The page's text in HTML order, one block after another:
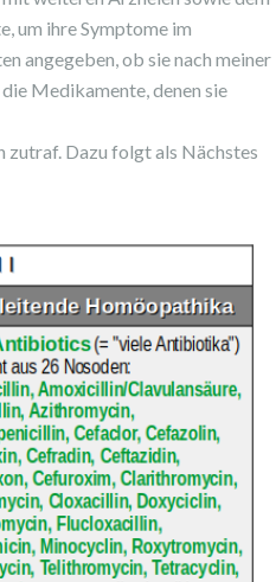
um ihre Symptome im
angegeben, ob sie nach meiner
Medikamente, denen sie
zutraf. Dazu folgt als Nächstes